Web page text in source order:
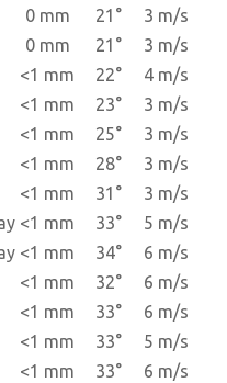
0 mm 21°
3 m/s
0 mm 21°
3 m/s
<1 mm 22°
4 m/s
<1 mm 23°
3 m/s
<1 mm 25°
3 m/s
<1 mm 28°
3 m/s
<1 mm 31°
3 m/s
<1 mm 33°
5 m/s
<1 mm 34°
6 m/s
<1 mm 32°
6 m/s
<1 mm 33°
6 m/s
<1 mm 33°
5 m/s
<1 mm 33°
6 m/s